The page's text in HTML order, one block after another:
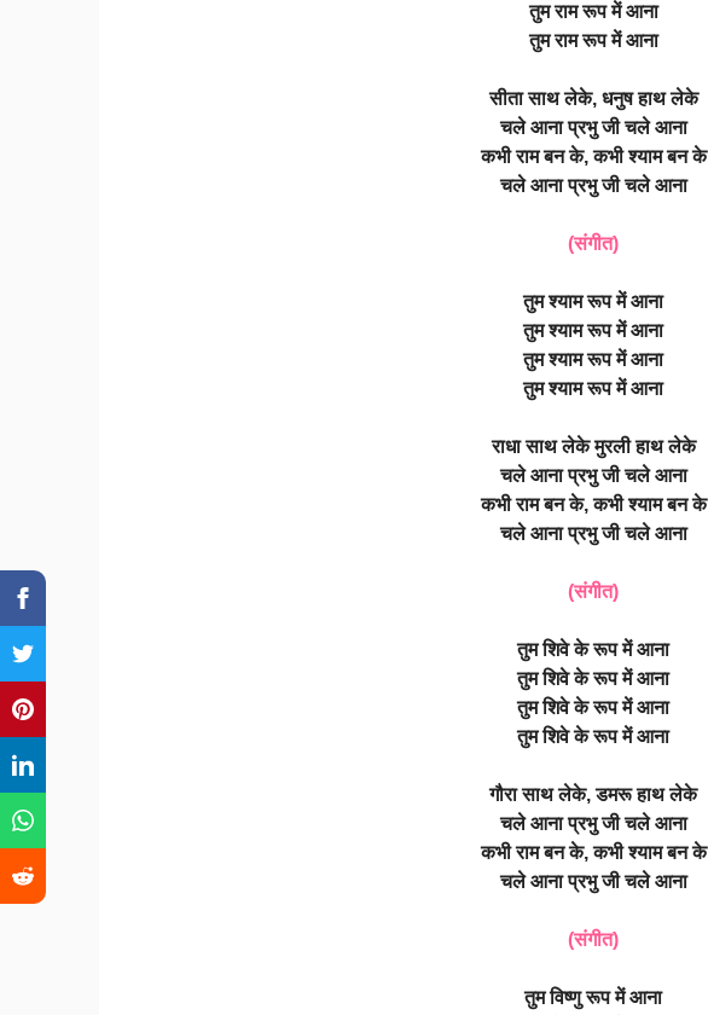
तुम राम रूप में आना
तुम राम रूप में आना
सीता साथ लेके, धनुष हाथ लेके
चले आना प्रभु जी चले आना
कभी राम बन के, कभी श्याम बन के
चले आना प्रभु जी चले आना
(संगीत)
तुम श्याम रूप में आना
तुम श्याम रूप में आना
तुम श्याम रूप में आना
तुम श्याम रूप में आना
राधा साथ लेके मुरली हाथ लेके
चले आना प्रभु जी चले आना
कभी राम बन के, कभी श्याम बन के
चले आना प्रभु जी चले आना
(संगीत)
तुम शिवे के रूप में आना
तुम शिवे के रूप में आना
तुम शिवे के रूप में आना
तुम शिवे के रूप में आना
गौरा साथ लेके, डमरू हाथ लेके
चले आना प्रभु जी चले आना
कभी राम बन के, कभी श्याम बन के
चले आना प्रभु जी चले आना
(संगीत)
तुम विष्णु रूप में आना